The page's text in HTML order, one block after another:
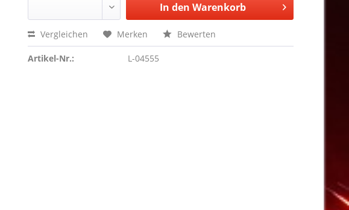
In den Warenkorb
Vergleichen Merken Bewerten
Artikel-Nr.: L-04555